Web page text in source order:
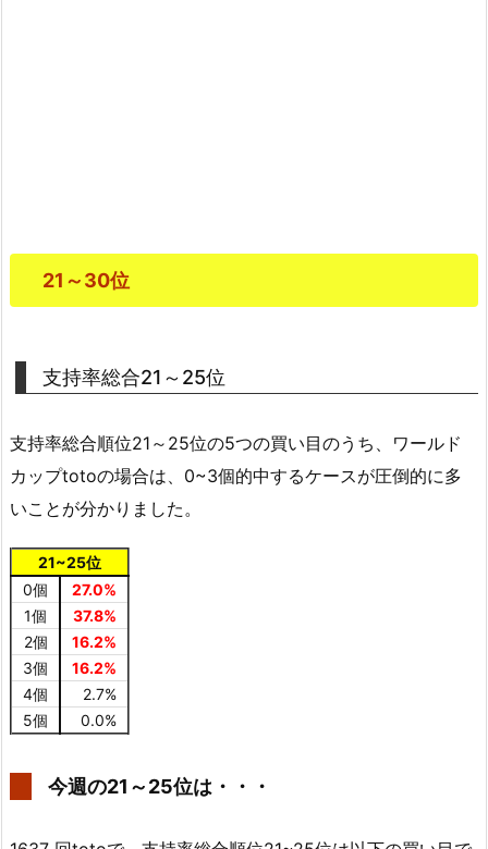
21～30位
支持率総合21～25位
支持率総合順位21～25位の5つの買い目のうち、ワールド
カップtotoの場合は、0~3個的中するケースが圧倒的に多
いことが分かりました。
21~25位
0個
27.0%
1個
37.8%
2個
16.2%
3個
16.2%
4個
2.7%
5個
0.0%
今週の21～25位は・・・